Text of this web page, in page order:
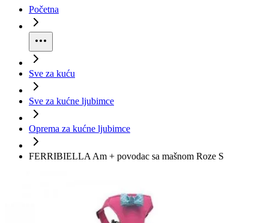
Početna
Sve za kuću
Sve za kućne ljubimce
Oprema za kućne ljubimce
FERRIBIELLA Am + povodac sa mašnom Roze S